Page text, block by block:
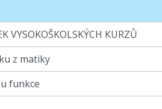
VYSOKOŠKOLSKÝCH KURZŮ
z matiky
funkce